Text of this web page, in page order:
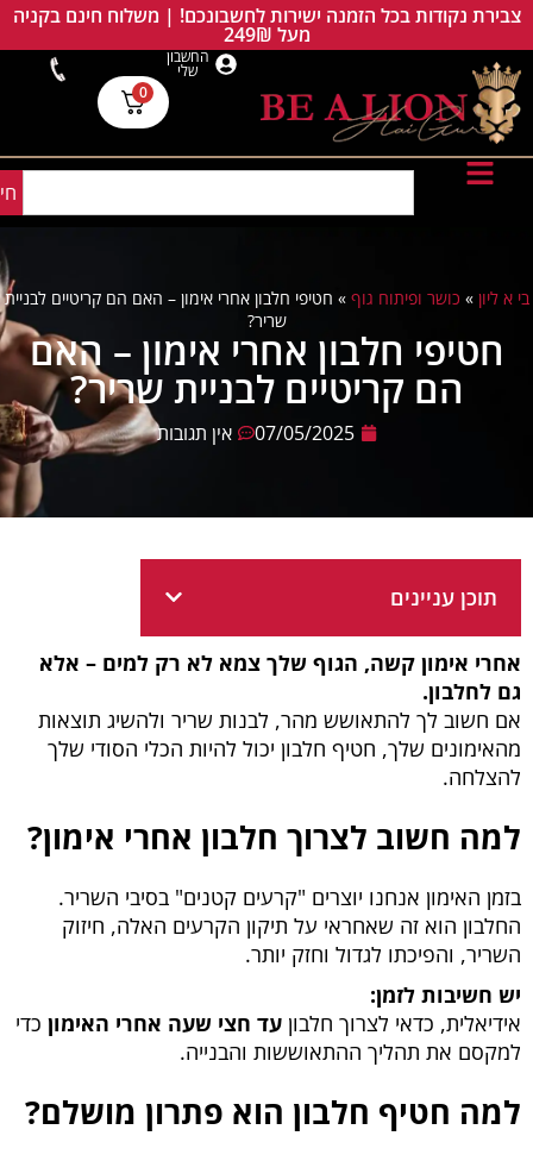
צבירת נקודות בכל הזמנה ישירות לחשבונכם! | משלוח חינם בקניה
מעל 249₪
החשבון
שלי
0
בי א ליון » כושר ופיתוח גוף » חטיפי חלבון אחרי אימון – האם הם קריטיים לבניית
שריר?
חטיפי חלבון אחרי אימון – האם
הם קריטיים לבניית שריר?
07/05/2025 אין תגובות
תוכן עניינים
אחרי אימון קשה, הגוף שלך צמא לא רק למים – אלא
גם לחלבון.
אם חשוב לך להתאושש מהר, לבנות שריר ולהשיג תוצאות
מהאימונים שלך, חטיף חלבון יכול להיות הכלי הסודי שלך
להצלחה.
למה חשוב לצרוך חלבון אחרי אימון?
בזמן האימון אנחנו יוצרים "קרעים קטנים" בסיבי השריר.
החלבון הוא זה שאחראי על תיקון הקרעים האלה, חיזוק
השריר, והפיכתו לגדול וחזק יותר.
יש חשיבות לזמן:
אידיאלית, כדאי לצרוך חלבון עד חצי שעה אחרי האימון כדי
למקסם את תהליך ההתאוששות והבנייה.
למה חטיף חלבון הוא פתרון מושלם?